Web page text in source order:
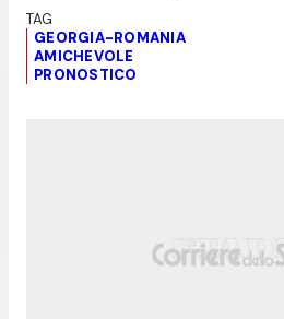
GEORGIA-ROMANIA
AMICHEVOLE
PRONOSTICO